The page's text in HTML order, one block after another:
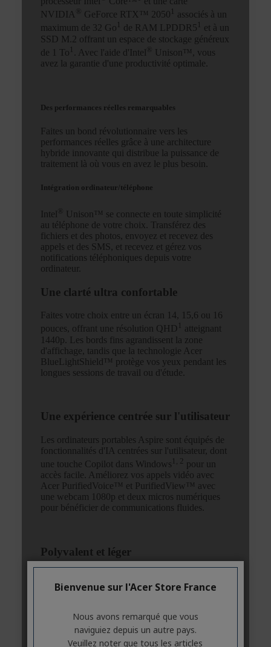
Bienvenue sur l'Acer Store France
Nous avons remarqué que vous
naviguiez depuis un autre pays.
Veuillez noter que tous les articles